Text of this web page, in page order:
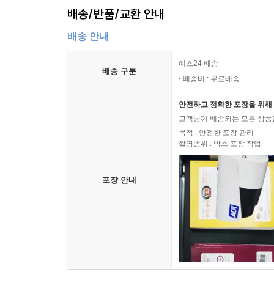
배송/반품/교환 안내
배송 안내
배송 구분
예스24 배송
배송비 : 무료배송
포장 안내
안전하고 정확한 포장을 위
고객님께 배송되는 모든 상
목적 : 안전한 포장 관리
촬영범위 : 박스 포장 작업